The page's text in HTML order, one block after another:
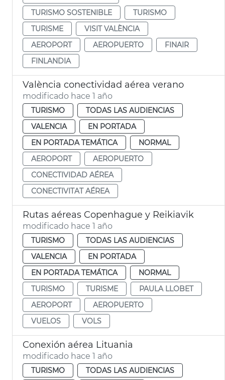
TURISMO SOSTENIBLE
TURISMO
TURISME
VISIT VALÈNCIA
AEROPORT
AEROPUERTO
FINAIR
FINLANDIA
València conectividad aérea verano
modificado hace 1 año
TURISMO
TODAS LAS AUDIENCIAS
VALENCIA
EN PORTADA
EN PORTADA TEMÁTICA
NORMAL
AEROPORT
AEROPUERTO
CONECTIVIDAD AÉREA
CONECTIVITAT AÉREA
Rutas aéreas Copenhague y Reikiavik
modificado hace 1 año
TURISMO
TODAS LAS AUDIENCIAS
VALENCIA
EN PORTADA
EN PORTADA TEMÁTICA
NORMAL
TURISMO
TURISME
PAULA LLOBET
AEROPORT
AEROPUERTO
VUELOS
VOLS
Conexión aérea Lituania
modificado hace 1 año
TURISMO
TODAS LAS AUDIENCIAS